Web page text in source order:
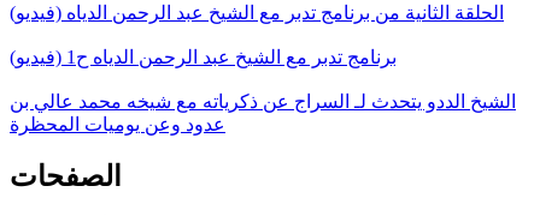
الحلقة الثانية من برنامج تدبر مع الشيخ عبد الرحمن الدياه (فيديو)
برنامج تدبر مع الشيخ عبد الرحمن الدياه ح1 (فيديو)
الشيخ الددو يتحدث لـ السراج عن ذكرياته مع شيخه محمد عالي بن
عدود وعن يوميات المحظرة
الصفحات